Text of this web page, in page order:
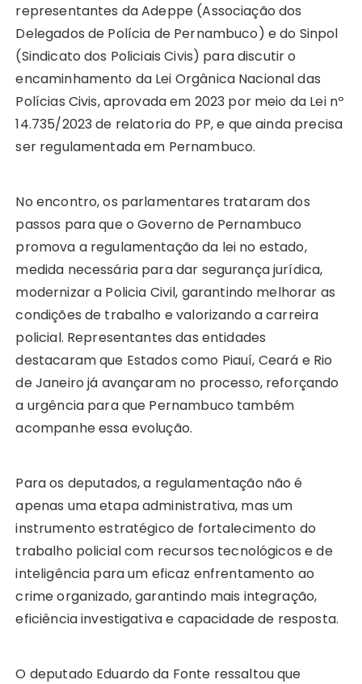
representantes da Adeppe (Associação dos
Delegados de Polícia de Pernambuco) e do Sinpol
(Sindicato dos Policiais Civis) para discutir o
encaminhamento da Lei Orgânica Nacional das
Polícias Civis, aprovada em 2023 por meio da Lei nº
14.735/2023 de relatoria do PP, e que ainda precisa
ser regulamentada em Pernambuco.
No encontro, os parlamentares trataram dos
passos para que o Governo de Pernambuco
promova a regulamentação da lei no estado,
medida necessária para dar segurança jurídica,
modernizar a Policia Civil, garantindo melhorar as
condições de trabalho e valorizando a carreira
policial. Representantes das entidades
destacaram que Estados como Piauí, Ceará e Rio
de Janeiro já avançaram no processo, reforçando
a urgência para que Pernambuco também
acompanhe essa evolução.
Para os deputados, a regulamentação não é
apenas uma etapa administrativa, mas um
instrumento estratégico de fortalecimento do
trabalho policial com recursos tecnológicos e de
inteligência para um eficaz enfrentamento ao
crime organizado, garantindo mais integração,
eficiência investigativa e capacidade de resposta.
O deputado Eduardo da Fonte ressaltou que